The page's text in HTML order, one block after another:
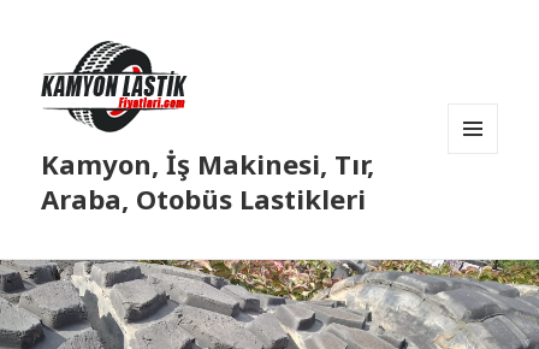
Kamyon, İş Makinesi, Tır,
Araba, Otobüs Lastikleri